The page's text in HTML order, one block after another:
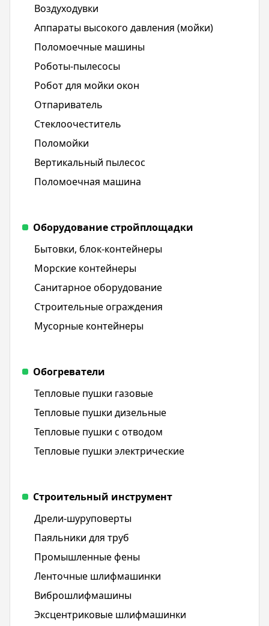
Воздуходувки
Аппараты высокого давления (мойки)
Поломоечные машины
Роботы-пылесосы
Робот для мойки окон
Отпариватель
Стеклоочеститель
Поломойки
Вертикальный пылесос
Поломоечная машина
Оборудование стройплощадки
Бытовки, блок-контейнеры
Морские контейнеры
Санитарное оборудование
Строительные ограждения
Мусорные контейнеры
Обогреватели
Тепловые пушки газовые
Тепловые пушки дизельные
Тепловые пушки с отводом
Тепловые пушки электрические
Строительный инструмент
Дрели-шуруповерты
Паяльники для труб
Промышленные фены
Ленточные шлифмашинки
Виброшлифмашины
Эксцентриковые шлифмашинки